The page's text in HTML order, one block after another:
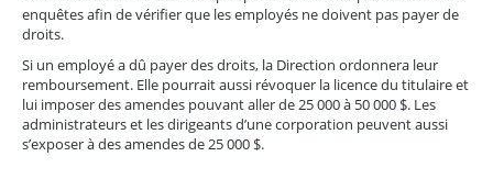
enquêtes afin de vérifier que les employés ne doivent pas payer de
droits.
Si un employé a dû payer des droits, la Direction ordonnera leur
remboursement. Elle pourrait aussi révoquer la licence du titulaire et
lui imposer des amendes pouvant aller de 25 000 à 50 000 $. Les
administrateurs et les dirigeants d’une corporation peuvent aussi
s’exposer à des amendes de 25 000 $.